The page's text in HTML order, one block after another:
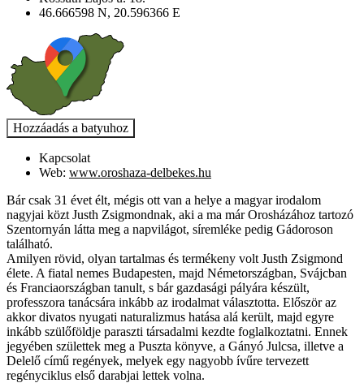
46.666598 N, 20.596366 E
Kapcsolat
Web: www.oroshaza-delbekes.hu
Bár csak 31 évet élt, mégis ott van a helye a magyar irodalom
nagyjai közt Justh Zsigmondnak, aki a ma már Orosházához tartozó
Szentornyán látta meg a napvilágot, síremléke pedig Gádoroson
található.
Amilyen rövid, olyan tartalmas és termékeny volt Justh Zsigmond
élete. A fiatal nemes Budapesten, majd Németországban, Svájcban
és Franciaországban tanult, s bár gazdasági pályára készült,
professzora tanácsára inkább az irodalmat választotta. Először az
akkor divatos nyugati naturalizmus hatása alá került, majd egyre
inkább szülőföldje paraszti társadalmi kezdte foglalkoztatni. Ennek
jegyében születtek meg a Puszta könyve, a Gányó Julcsa, illetve a
Delelő című regények, melyek egy nagyobb ívűre tervezett
regényciklus első darabjai lettek volna.